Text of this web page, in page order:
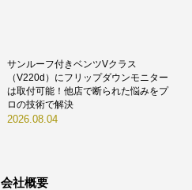
サンルーフ付きベンツVクラス
（V220d）にフリップダウンモニター
は取付可能！他店で断られた悩みをプ
ロの技術で解決
2026.08.04
会社概要